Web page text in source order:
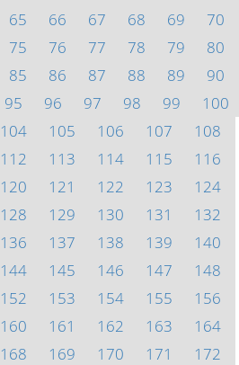
65 66 67 68 69
70
75 76 77 78 79
80
85 86 87 88 89
90
95 96 97 98 99
100
104 105 106 107
108
112 113 114 115
116
120 121 122 123
124
128 129 130 131
132
136 137 138 139
140
144 145 146 147
148
152 153 154 155
156
160 161 162 163
164
168 169 170 171
172